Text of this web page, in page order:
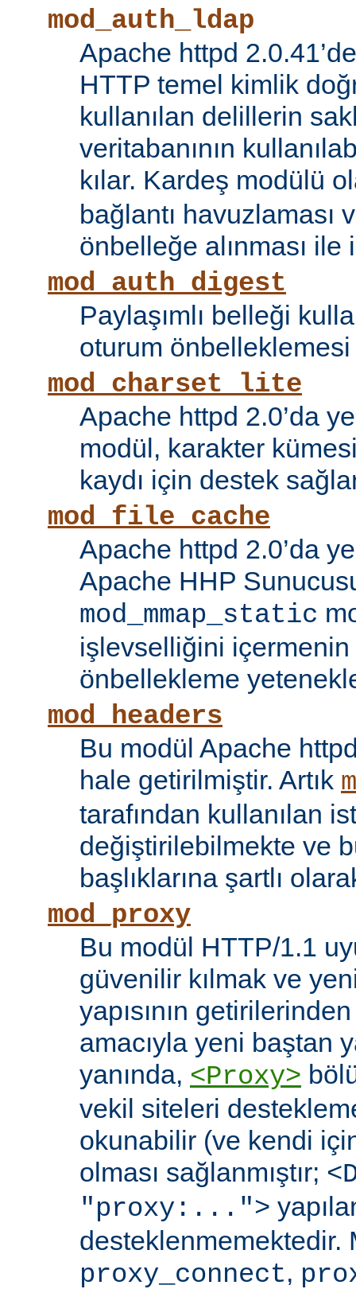
mod_auth_ldap
Apache httpd
HTTP temel kimlik
kullanılan delillerin
veritabanının
kılar. Kardeş modülü
bağlantı havuzlaması
önbelleğe alınması ile
mod_auth_digest
Paylaşımlı belleği
oturum
mod_charset_lite
Apache httpd 2.0’da
modül, karakter
kaydı için destek
mod_file_cache
Apache httpd 2.0’da
Apache HHP
mod_mmap_static
işlevselliğini içermenin
önbellekleme
mod_headers
Bu modül Apache
hale getirilmiştir. Artık
tarafından kullanılan
değiştirilebilmekte ve
başlıklarına şartlı
mod_proxy
Bu modül HTTP/1.1
güvenilir kılmak ve
yapısının
amacıyla yeni baştan
yanında, <Proxy>
vekil siteleri
okunabilir (ve kendi
olması sağlanmıştır;
"proxy:...">
desteklenmemektedir.
proxy_connect,